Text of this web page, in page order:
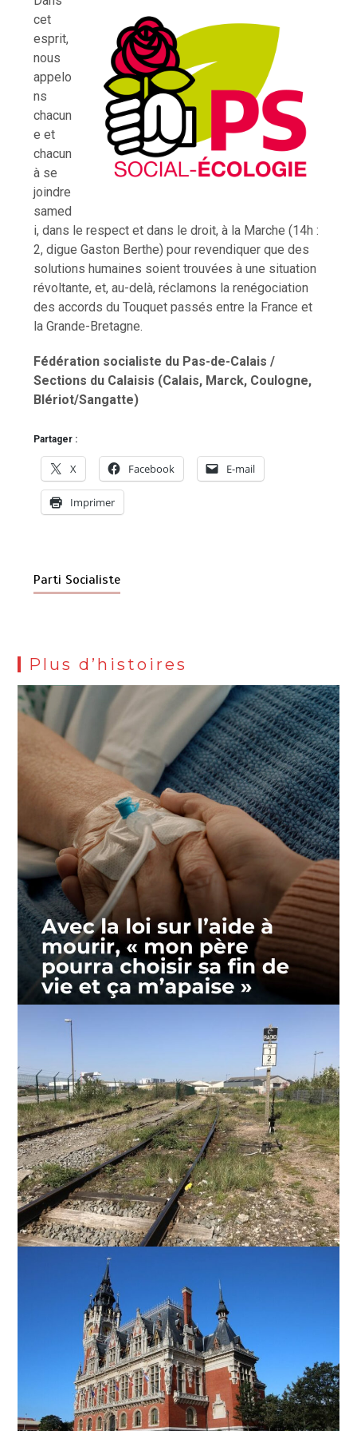
cet
esprit,
nous
appelo
ns
chacun
e et
chacun
à se
joindre
samed
i, dans le respect et dans le droit, à la Marche (14h :
2, digue Gaston Berthe) pour revendiquer que des
solutions humaines soient trouvées à une situation
révoltante, et, au-delà, réclamons la renégociation
des accords du Touquet passés entre la France et
la Grande-Bretagne.
Fédération socialiste du Pas-de-Calais /
Sections du Calaisis (Calais, Marck, Coulogne,
Blériot/Sangatte)
Partager :
X Facebook E-mail
Imprimer
Parti Socialiste
Plus d’histoires